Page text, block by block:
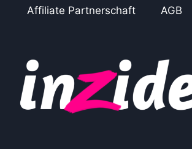
Affiliate Partnerschaft
AGB